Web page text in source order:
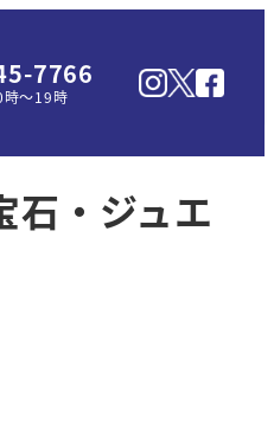
7766
～19時
石・ジュエ